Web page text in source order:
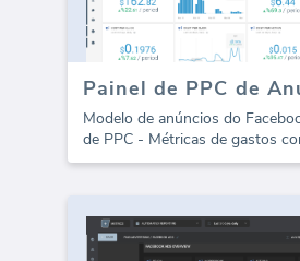
Modelo de anúncios do
de PPC - Métricas de gastos